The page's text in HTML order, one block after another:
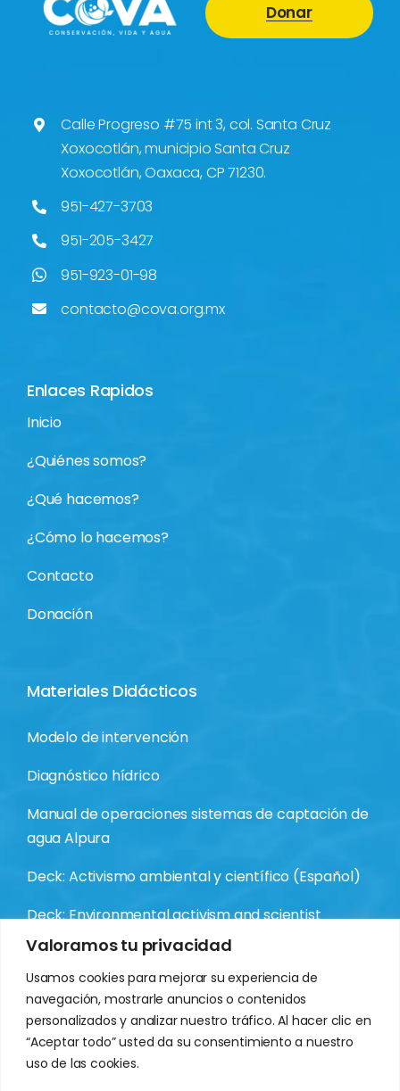
Valoramos tu privacidad
Usamos cookies para mejorar su experiencia de
navegación, mostrarle anuncios o contenidos
personalizados y analizar nuestro tráfico. Al hacer clic en
“Aceptar todo” usted da su consentimiento a nuestro
uso de las cookies.
Donar
Calle Progreso #75 int 3, col. Santa Cruz
Xoxocotlán, municipio Santa Cruz
Xoxocotlán, Oaxaca, CP 71230.
951-427-3703
951-205-3427
951-923-01-98
contacto@cova.org.mx
Enlaces Rapidos
Inicio
¿Quiénes somos?
¿Qué hacemos?
¿Cómo lo hacemos?
Contacto
Donación
Materiales Didácticos
Modelo de intervención
Diagnóstico hídrico
Manual de operaciones sistemas de captación de
agua Alpura
Deck: Activismo ambiental y científico (Español)
Deck: Environmental activism and scientist
(Inglés)